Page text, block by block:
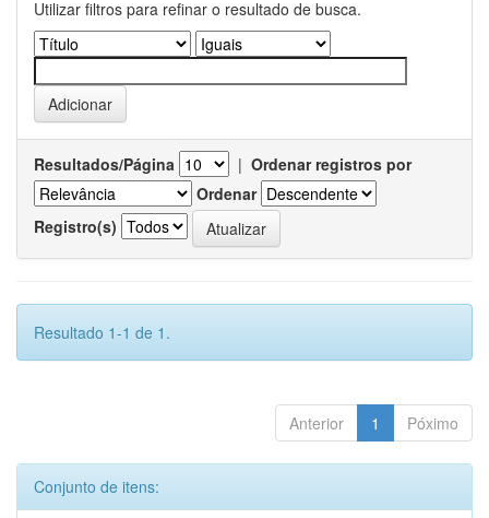
Utilizar filtros para refinar o resultado de busca.
Resultados/Página | Ordenar registros por
Ordenar
Registro(s)
Resultado 1-1 de 1.
Anterior 1 Póximo
Conjunto de itens: